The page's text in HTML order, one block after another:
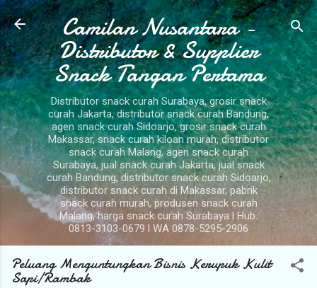
Langsung ke konten utama
Camilan Nusantara -
Distributor & Supplier
Snack Tangan Pertama
Distributor snack curah Surabaya, grosir snack
curah Jakarta, distributor snack curah Bandung,
agen snack curah Sidoarjo, grosir snack curah
Makassar, snack curah kiloan murah, distributor
snack curah Malang, agen snack curah
Surabaya, jual snack curah Jakarta, jual snack
curah Bandung, distributor snack curah Sidoarjo,
distributor snack curah di Makassar, pabrik
snack curah murah, produsen snack curah
Malang, harga snack curah Surabaya l Hub.
0813-3103-0679 l WA 0878-5295-2906
Peluang Menguntungkan Bisnis Kerupuk Kulit
Sapi/Rambak